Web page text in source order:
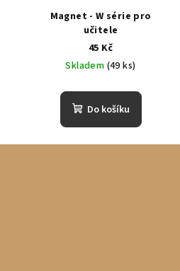
Magnet - W série pro
učitele
45 Kč
Skladem (49 ks)
Do košíku